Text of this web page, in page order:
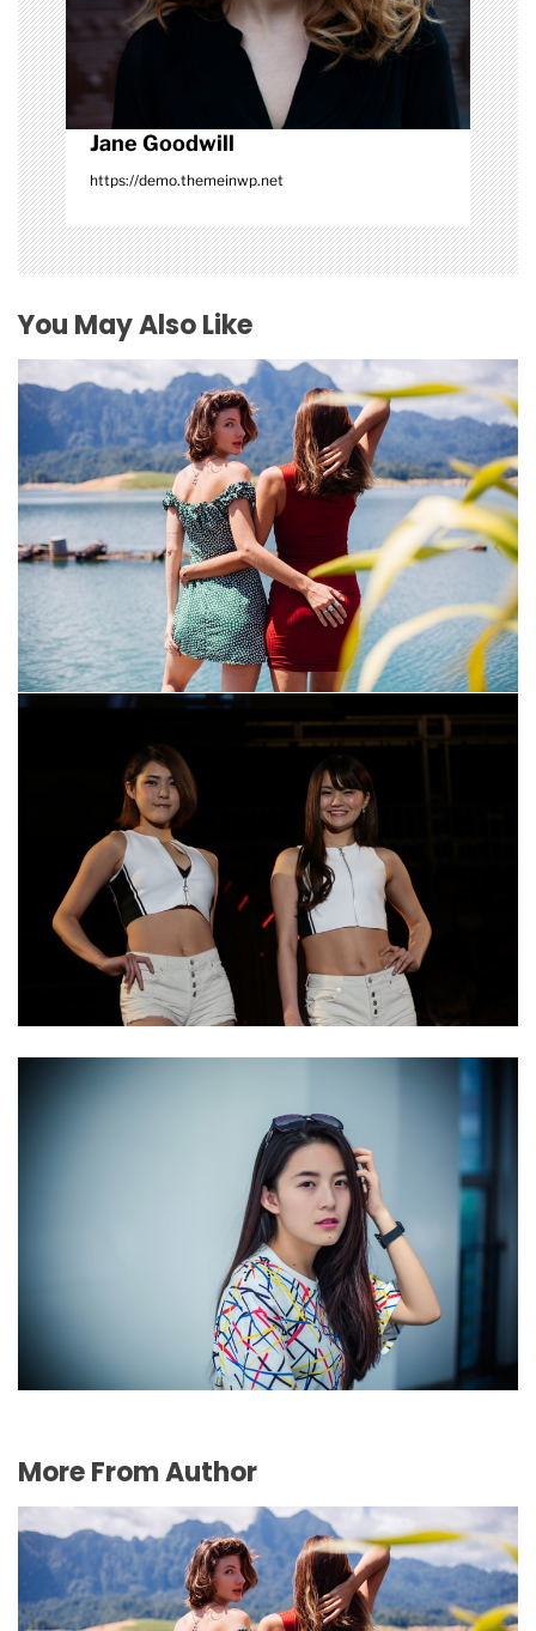
Jane Goodwill
https://demo.themeinwp.net
You May Also Like
Cannes Film Festival 2023: All The Fashion
May 30, 2023
For The Ladies Of ‘Selling Sunset,’ Fashion
Means Business
May 30, 2023
The 10 Best Red-Carpet Moments Of Cannes
More From Author